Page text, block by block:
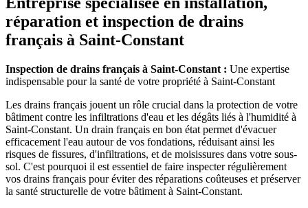
réparation et inspection de drains
français à Saint-Constant
Inspection de drains français à Saint-Constant : Une expertise
indispensable pour la santé de votre propriété à Saint-Constant
Les drains français jouent un rôle crucial dans la protection de votre
bâtiment contre les infiltrations d'eau et les dégâts liés à l'humidité à
Saint-Constant. Un drain français en bon état permet d'évacuer
efficacement l'eau autour de vos fondations, réduisant ainsi les
risques de fissures, d'infiltrations, et de moisissures dans votre sous-
sol. C'est pourquoi il est essentiel de faire inspecter régulièrement
vos drains français pour éviter des réparations coûteuses et préserver
la santé structurelle de votre bâtiment à Saint-Constant.